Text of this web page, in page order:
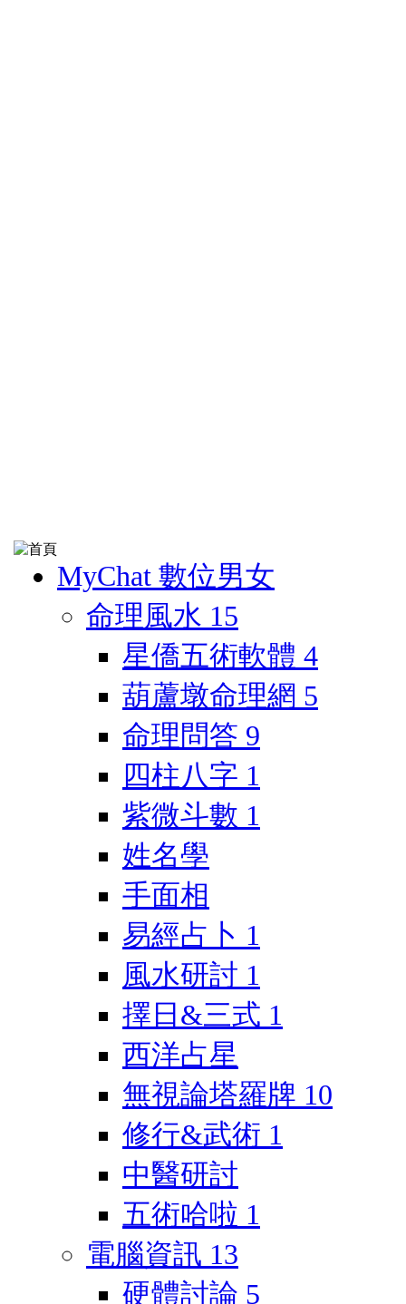
MyChat 數位男女
命理風水 15
星僑五術軟體 4
葫蘆墩命理網 5
命理問答 9
四柱八字 1
紫微斗數 1
姓名學
手面相
易經占卜 1
風水研討 1
擇日&三式 1
西洋占星
無視論塔羅牌 10
修行&武術 1
中醫研討
五術哈啦 1
電腦資訊 13
硬體討論 5